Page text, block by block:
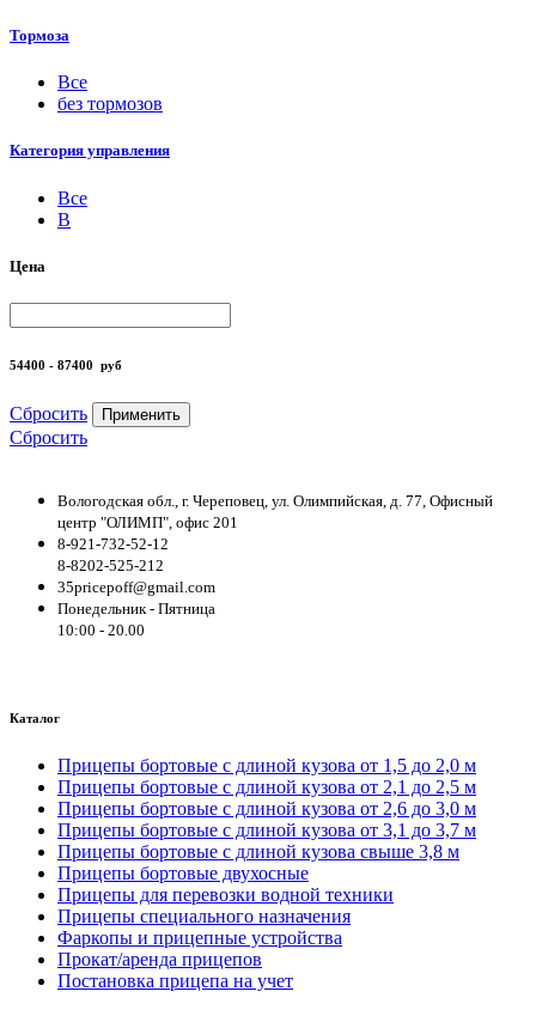
Тормоза
Все
без тормозов
Категория управления
Все
B
Цена
54400 - 87400 руб
Сбросить Применить
Сбросить
Вологодская обл., г. Череповец, ул. Олимпийская, д. 77, Офисный
центр "ОЛИМП", офис 201
8-921-732-52-12
8-8202-525-212
35pricepoff@gmail.com
Понедельник - Пятница
10:00 - 20.00
Каталог
Прицепы бортовые с длиной кузова от 1,5 до 2,0 м
Прицепы бортовые с длиной кузова от 2,1 до 2,5 м
Прицепы бортовые с длиной кузова от 2,6 до 3,0 м
Прицепы бортовые с длиной кузова от 3,1 до 3,7 м
Прицепы бортовые с длиной кузова свыше 3,8 м
Прицепы бортовые двухосные
Прицепы для перевозки водной техники
Прицепы специального назначения
Фаркопы и прицепные устройства
Прокат/аренда прицепов
Постановка прицепа на учет